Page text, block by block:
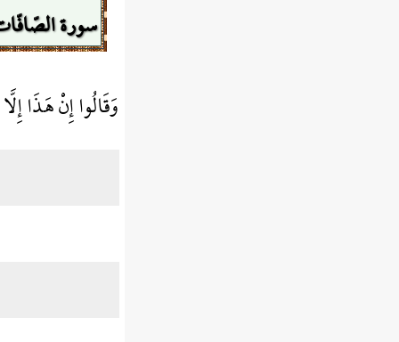
سورة
وَقَالُوا إِنْ هَذَا